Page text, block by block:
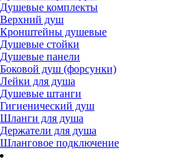
Душевые комплекты
Верхний душ
Кронштейны душевые
Душевые стойки
Душевые панели
Боковой душ (форсунки)
Лейки для душа
Душевые штанги
Гигиенический душ
Шланги для душа
Держатели для душа
Шланговое подключение